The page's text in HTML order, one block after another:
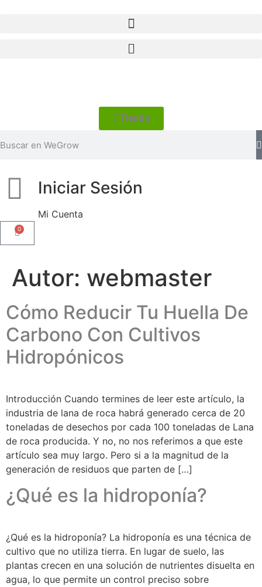
Tienda
Iniciar Sesión
Mi Cuenta
0
Autor: webmaster
Cómo Reducir Tu Huella De
Carbono Con Cultivos
Hidropónicos
Introducción Cuando termines de leer este artículo, la
industria de lana de roca habrá generado cerca de 20
toneladas de desechos por cada 100 toneladas de Lana
de roca producida. Y no, no nos referimos a que este
artículo sea muy largo. Pero si a la magnitud de la
generación de residuos que parten de […]
¿Qué es la hidroponía?
¿Qué es la hidroponía? La hidroponía es una técnica de
cultivo que no utiliza tierra. En lugar de suelo, las
plantas crecen en una solución de nutrientes disuelta en
agua, lo que permite un control preciso sobre